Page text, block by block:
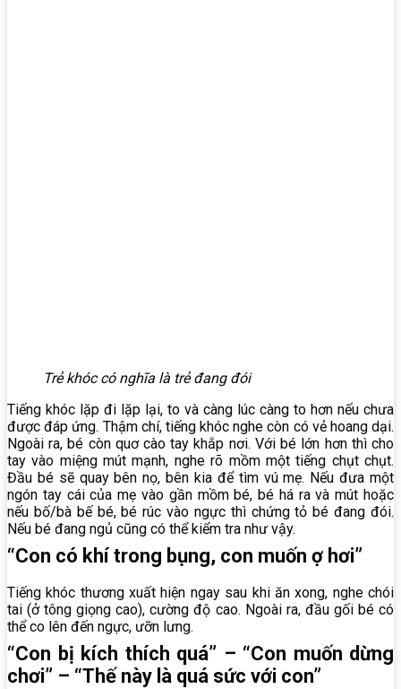
Trẻ khóc có nghĩa là trẻ đang đói
Tiếng khóc lặp đi lặp lại, to và càng lúc càng to hơn nếu chưa
được đáp ứng. Thậm chí, tiếng khóc nghe còn có vẻ hoang dại.
Ngoài ra, bé còn quơ cào tay khắp nơi. Với bé lớn hơn thì cho
tay vào miệng mút mạnh, nghe rõ mồm một tiếng chụt chụt.
Đầu bé sẽ quay bên nọ, bên kia để tìm vú mẹ. Nếu đưa một
ngón tay cái của mẹ vào gần mồm bé, bé há ra và mút hoặc
nếu bố/bà bế bé, bé rúc vào ngực thì chứng tỏ bé đang đói.
Nếu bé đang ngủ cũng có thể kiểm tra như vậy.
“Con có khí trong bụng, con muốn ợ hơi”
Tiếng khóc thương xuất hiện ngay sau khi ăn xong, nghe chói
tai (ở tông giọng cao), cường độ cao. Ngoài ra, đầu gối bé có
thể co lên đến ngực, ưỡn lưng.
“Con bị kích thích quá” – “Con muốn dừng
chơi” – “Thế này là quá sức với con”